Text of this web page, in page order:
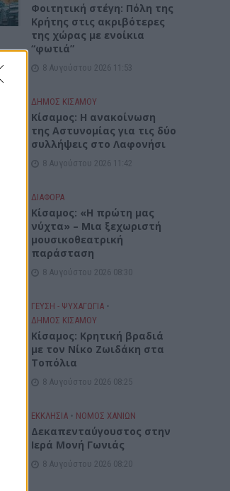
Φοιτητική στέγη: Πόλη της
Κρήτης στις ακριβότερες
της χώρας με ενοίκια
“φωτιά”
8 Αυγούστου 2026 11:53
ΔΉΜΟΣ ΚΙΣΆΜΟΥ
Κίσαμος: Η ανακοίνωση
της Αστυνομίας για τις δύο
συλλήψεις στο Λαφονήσι
8 Αυγούστου 2026 11:42
ΔΙΆΦΟΡΑ
Κίσαμος: «Η πρώτη μας
νύχτα» – Μια ξεχωριστή
μουσικοθεατρική
παράσταση
8 Αυγούστου 2026 08:30
ΓΕΎΣΗ - ΨΥΧΑΓΩΓΊΑ •
ΔΉΜΟΣ ΚΙΣΆΜΟΥ
Kίσαμος: Κρητική βραδιά
με τον Νίκο Ζωιδάκη στα
Τοπόλια
8 Αυγούστου 2026 08:25
ΕΚΚΛΗΣΙΑ • ΝΟΜΌΣ ΧΑΝΊΩΝ
Δεκαπενταύγουστος στην
Ιερά Μονή Γωνιάς
8 Αυγούστου 2026 08:20